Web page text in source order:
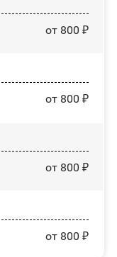
от 800 ₽
от 800 ₽
от 800 ₽
от 800 ₽